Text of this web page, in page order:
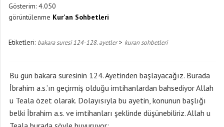
Gösterim: 4.050
görüntülenme Kur'an Sohbetleri
Etiketleri: bakara suresi 124-128. ayetler> kuran sohbetleri
Bu gün bakara suresinin 124. Ayetinden başlayacağız. Burada
İbrahim a.s.’ın geçirmiş olduğu imtihanlardan bahsediyor Allah
u Teala özet olarak. Dolayısıyla bu ayetin, konunun başlığı
belki İbrahim a.s. ve imtihanları şeklinde düşünebiliriz. Allah u